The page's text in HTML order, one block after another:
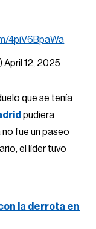
4piV6BpaWa
April 12, 2025
que se tenía
pudiera
fue un paseo
el líder tuvo
la derrota en